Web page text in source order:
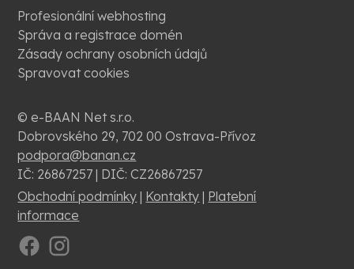
Profesionální webhosting
Správa a registrace domén
Zásady ochrany osobních údajů
Spravovat cookies
© e-BAAN Net s.r.o.
Dobrovského 29, 702 00 Ostrava-Přívoz
podpora@banan.cz
IČ: 26867257 | DIČ: CZ26867257
Obchodní podmínky | Kontakty | Platební
informace